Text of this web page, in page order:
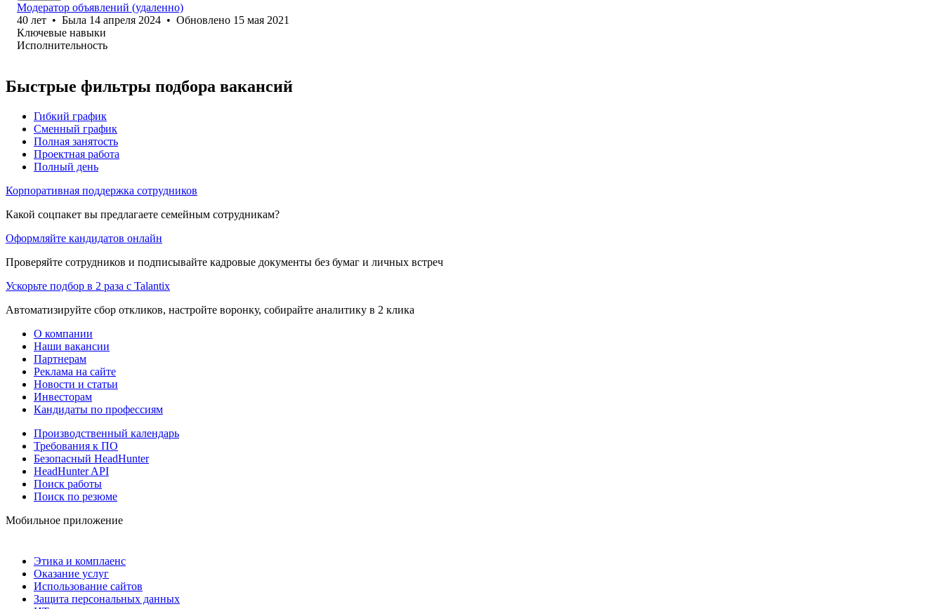
Модератор объявлений (удаленно)
40 лет • Была 14 апреля 2024 • Обновлено 15 мая 2021
Ключевые навыки
Исполнительность
Быстрые фильтры подбора вакансий
Гибкий график
Сменный график
Полная занятость
Проектная работа
Полный день
Корпоративная поддержка сотрудников
Какой соцпакет вы предлагаете семейным сотрудникам?
Оформляйте кандидатов онлайн
Проверяйте сотрудников и подписывайте кадровые документы без бумаг и личных встреч
Ускорьте подбор в 2 раза с Talantix
Автоматизируйте сбор откликов, настройте воронку, собирайте аналитику в 2 клика
О компании
Наши вакансии
Партнерам
Реклама на сайте
Новости и статьи
Инвесторам
Кандидаты по профессиям
Производственный календарь
Требования к ПО
Безопасный HeadHunter
HeadHunter API
Поиск работы
Поиск по резюме
Мобильное приложение
Этика и комплаенс
Оказание услуг
Использование сайтов
Защита персональных данных